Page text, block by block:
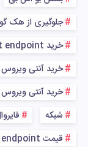
جلوگیری از هک
خرید eset endpoint
خرید آنتی
خرید آنتی ویروس نود 32
شبکه
قیمت eset endpoint